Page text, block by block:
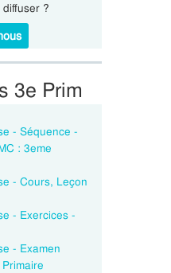
?
3e Prim
- Séquence -
: 3eme
- Cours, Leçon
- Exercices -
- Examen